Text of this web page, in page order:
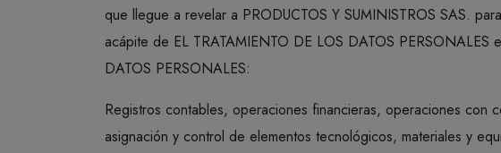
que llegue a revelar a PRODUCTOS Y SUMINISTROS SAS.
acápite de EL TRATAMIENTO DE LOS DATOS
DATOS PERSONALES:
Registros contables, operaciones financieras, operaciones con
asignación y control de elementos tecnológicos, materiales y